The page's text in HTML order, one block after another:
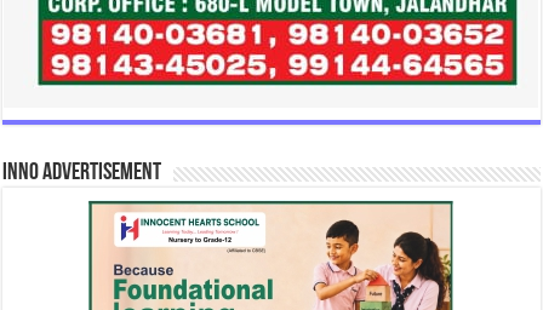
INNO Advertisement